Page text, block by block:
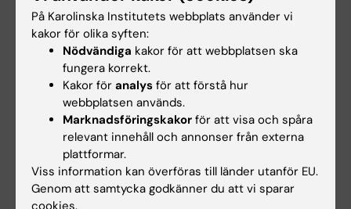
människor närmast besläktade ryggradsdjuret
när det gäller bred
regenerationskapacitet. Dessutom har
salamandrar en unik motståndskraft mot
tumörutveckling. Detta förvånar eftersom
regenerationsprocesserna hos salamandrar
involverar cellulära och molekylära processer
som är förknippade med tumörbildning hos
däggdjur. Studier på salamandrar kan därför
ha betydelse inom forskningsfält som
På Karolinska Institutets webbplats använder vi
kakor för olika syften:
Nödvändiga kakor för att webbplatsen ska
fungera korrekt.
Kakor för analys för att förstå hur
webbplatsen används.
Marknadsföringskakor för att visa och spåra
relevant innehåll och annonser från externa
plattformar.
Viss information kan överföras till länder utanför EU.
Genom att samtycka godkänner du att vi sparar
cookies.